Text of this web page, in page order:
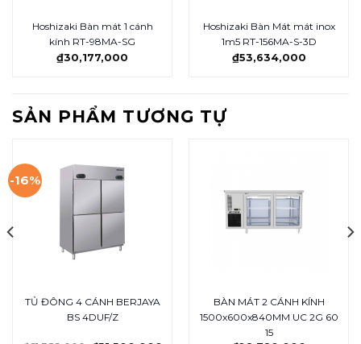
Hoshizaki Bàn mát 1 cánh
kính RT-98MA-SG
₫30,177,000
Hoshizaki Bàn Mát mát inox
1m5 RT-156MA-S-3D
₫53,634,000
SẢN PHẨM TƯƠNG TỰ
-16%
TỦ ĐÔNG 4 CÁNH BERJAYA
BS 4DUF/Z
BÀN MÁT 2 CÁNH KÍNH
1500x600x840MM UC 2G 60
15